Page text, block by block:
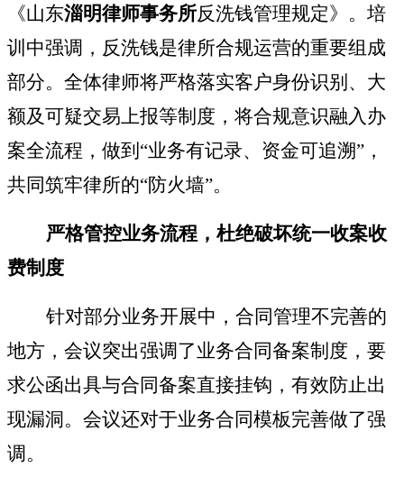
《山东淄明律师事务所反洗钱管理规定》。培
训中强调，反洗钱是律所合规运营的重要组成
部分。全体律师将严格落实客户身份识别、大
额及可疑交易上报等制度，将合规意识融入办
案全流程，做到 “业务有记录、资金可追溯”，
共同筑牢律所的“防火墙”。
严格管控业务流程，杜绝破坏统一收案收
费制度
针对部分业务开展中，合同管理不完善的
地方，会议突出强调了业务合同备案制度，要
求公函出具与合同备案直接挂钩，有效防止出
现漏洞。会议还对于业务合同模板完善做了强
调。